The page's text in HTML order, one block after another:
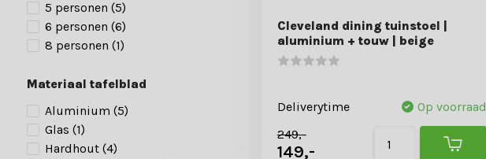
5 personen (5)
6 personen (6)
8 personen (1)
Materiaal tafelblad
Aluminium (5)
Glas (1)
Hardhout (4)
Cleveland dining tuinstoel |
aluminium + touw | beige
Deliverytime
Op voorraad
249,-
149,-